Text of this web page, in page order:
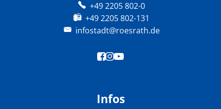
+49 2205 802-0
+49 2205 802-131
infostadt@roesrath.de
Infos